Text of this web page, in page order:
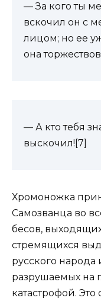
— За кого ты
вскочил он с
лицом; но ее
она
— А кто тебя
выскочил![7]
Хромоножка
Самозванца во
бесов,
стремящихся
русского народа
разрушаемых на
катастрофой.